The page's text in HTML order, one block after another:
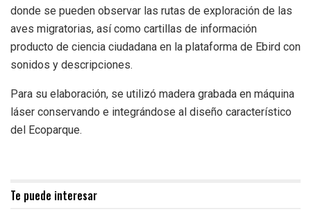
donde se pueden observar las rutas de exploración de las
aves migratorias, así como cartillas de información
producto de ciencia ciudadana en la plataforma de Ebird con
sonidos y descripciones.
Para su elaboración, se utilizó madera grabada en máquina
láser conservando e integrándose al diseño característico
del Ecoparque.
Te puede interesar